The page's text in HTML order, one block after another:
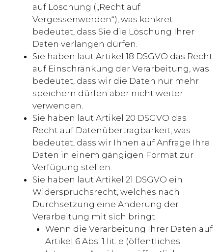
auf Löschung („Recht auf
Vergessenwerden“), was konkret
bedeutet, dass Sie die Löschung Ihrer
Daten verlangen dürfen.
Sie haben laut Artikel 18 DSGVO das Recht
auf Einschränkung der Verarbeitung, was
bedeutet, dass wir die Daten nur mehr
speichern dürfen aber nicht weiter
verwenden.
Sie haben laut Artikel 20 DSGVO das
Recht auf Datenübertragbarkeit, was
bedeutet, dass wir Ihnen auf Anfrage Ihre
Daten in einem gängigen Format zur
Verfügung stellen.
Sie haben laut Artikel 21 DSGVO ein
Widerspruchsrecht, welches nach
Durchsetzung eine Änderung der
Verarbeitung mit sich bringt.
Wenn die Verarbeitung Ihrer Daten auf
Artikel 6 Abs. 1 lit. e (öffentliches